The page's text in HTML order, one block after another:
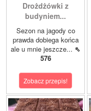
Drożdżówki z
budyniem...
Sezon na jagody co
prawda dobiega końca
ale u mnie jeszcze... ⇖
576
Zobacz przepis!